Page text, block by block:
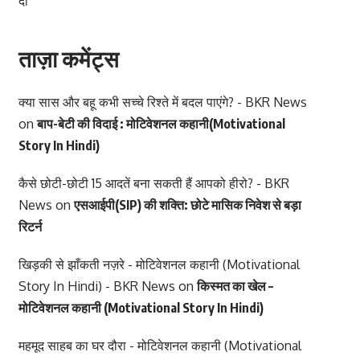
ताज़ा कमेंट्स
क्या सास और बहू कभी सच्चे रिश्ते में बदल पाएंगे? - BKR News
onबाप-बेटी की विदाई : मोटिवेशनल कहानी(Motivational
Story In Hindi)
कैसे छोटी-छोटी 15 आदतें बना सकती हैं आपको हीरो? - BKR
News onएसआईपी(SIP) की शक्ति: छोटे मासिक निवेश से बड़ा
रिटर्न
खिड़की से झाँकती नज़रे - मोटिवेशनल कहानी (Motivational
Story In Hindi) - BKR News onकिस्मत का खेल –
मोटिवेशनल कहानी (Motivational Story In Hindi)
महमूद साहब का घर दौरा - मोटिवेशनल कहानी (Motivational